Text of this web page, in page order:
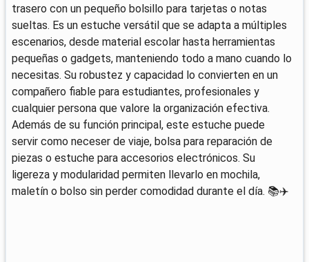
trasero con un pequeño bolsillo para tarjetas o notas
sueltas. Es un estuche versátil que se adapta a múltiples
escenarios, desde material escolar hasta herramientas
pequeñas o gadgets, manteniendo todo a mano cuando lo
necesitas. Su robustez y capacidad lo convierten en un
compañero fiable para estudiantes, profesionales y
cualquier persona que valore la organización efectiva.
Además de su función principal, este estuche puede
servir como neceser de viaje, bolsa para reparación de
piezas o estuche para accesorios electrónicos. Su
ligereza y modularidad permiten llevarlo en mochila,
maletín o bolso sin perder comodidad durante el día. 📚✈️